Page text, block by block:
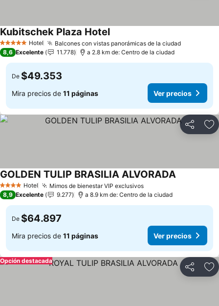
5 Estrellas Hotel Balcones con vistas panorámicas de la ciudad
Kubitschek Plaza Hotel
8,6 Excelente 11.778 a 2.8 km de: Centro de la ciudad
De $49.353
Mira precios de 11 páginas Ver precios
Compartir
4 EstrellasHotel Mimos de bienestar VIP exclusivos
GOLDEN TULIP BRASILIA ALVORADA
8,9 Excelente 9.277 a 8.9 km de: Centro de la ciudad
De $64.897
Mira precios de 11 páginas Ver precios
Compartir
Opción destacada